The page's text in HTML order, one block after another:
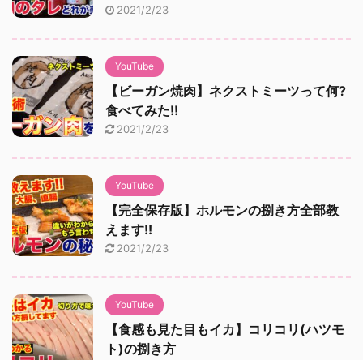
2021/2/23
YouTube
【ビーガン焼肉】ネクストミーツって何?
食べてみた!!
2021/2/23
YouTube
【完全保存版】ホルモンの捌き方全部教
えます!!
2021/2/23
YouTube
【食感も見た目もイカ】コリコリ(ハツモ
ト)の捌き方